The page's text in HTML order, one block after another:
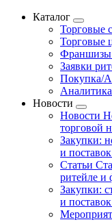
Каталог
Торговые
Торговые
Франшизы
Заявки
Покупка/
Новости
Новости
торговой
Закупки:
и
Статьи
ритейле и
Закупки:
и